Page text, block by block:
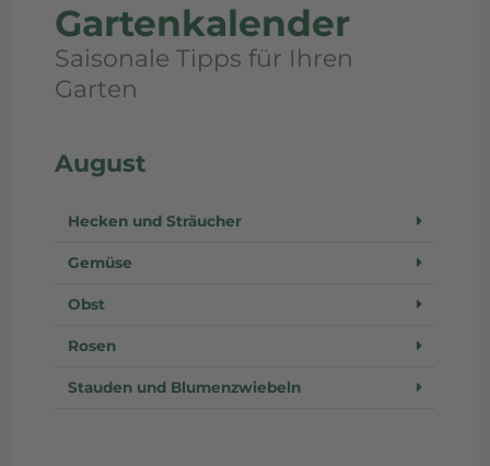
Gartenkalender
Saisonale Tipps für Ihren
Garten
August
Hecken und Sträucher
Gemüse
Obst
Rosen
Stauden und Blumenzwiebeln